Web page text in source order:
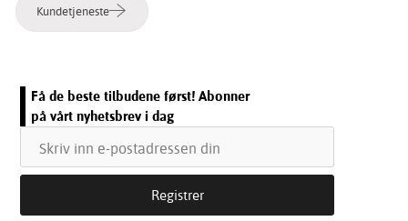
Kundetjeneste
Få de beste tilbudene først! Abonner
på vårt nyhetsbrev i dag